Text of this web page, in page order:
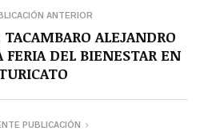
ANTERIOR
ALEJANDRO
FERIA DEL BIENESTAR EN
PUBLICACIÓN